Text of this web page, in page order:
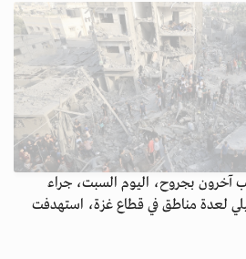
وأصيب آخرون بجروح، اليوم السبت، جراء
لعدة مناطق في قطاع غزة، استهدفت